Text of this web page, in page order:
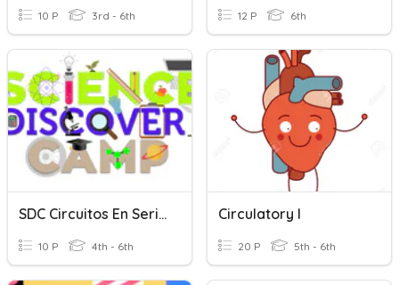
10 P 3rd - 6th 12 P 6th
SDC Circuitos En Serie Y Paralelo
10 P 4th - 6th
Circulatory I
20 P 5th - 6th